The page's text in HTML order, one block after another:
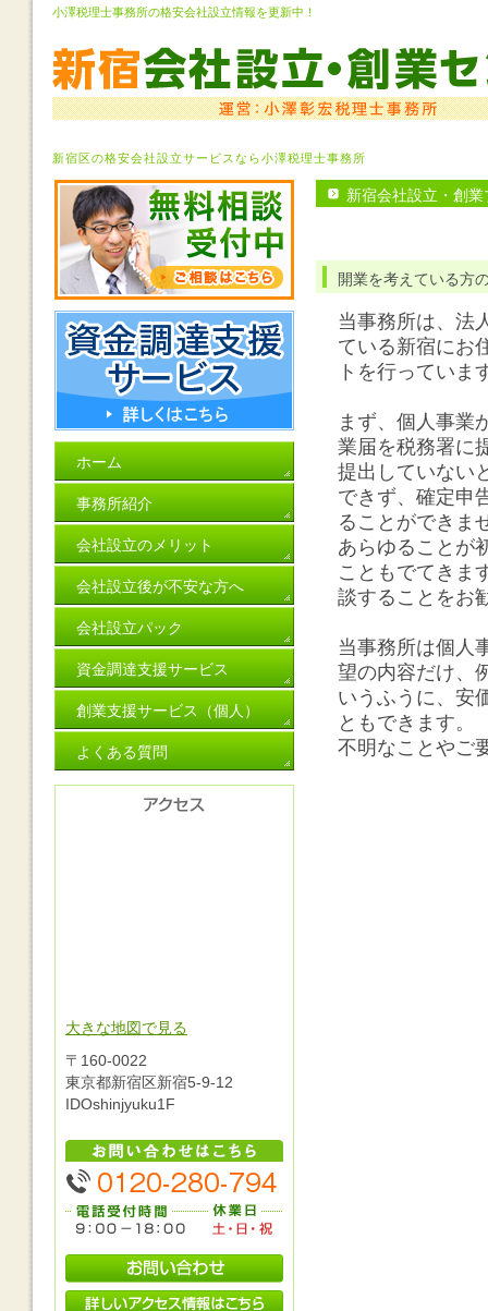
小澤税理士事務所の格安会社設立情報を更新中！
新宿区の格安会社設立サービスなら小澤税理士事務所
新宿会社設立・創業
開業を考えている方
当事務所は、法
ている新宿にお
トを行っていま
まず、個人事業
業届を税務署に
提出していない
できず、確定申
ることができま
あらゆることが
こともでてきま
談することをお
当事務所は個人
望の内容だけ、
いうふうに、安
ともできます。
不明なことやご
ホーム
事務所紹介
会社設立のメリット
会社設立後が不安な方へ
会社設立パック
資金調達支援サービス
創業支援サービス（個人）
よくある質問
大きな地図で見る
〒160-0022
東京都新宿区新宿5-9-12
IDOshinjyuku1F